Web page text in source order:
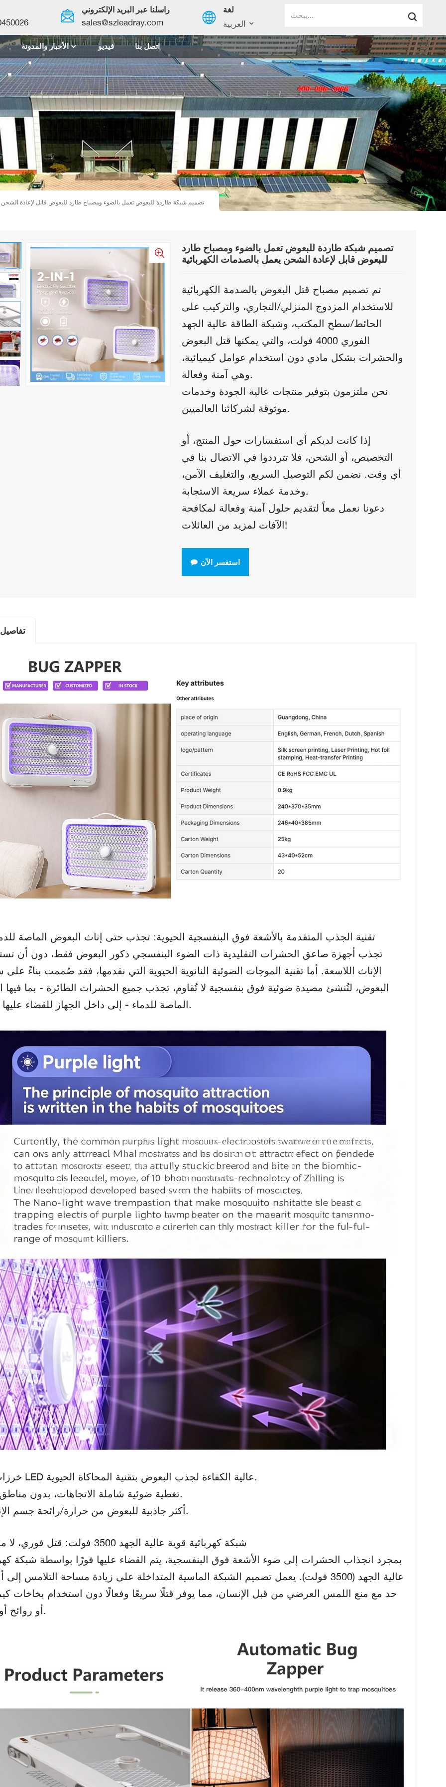
راسلنا عبر البريد الإلكتروني
sales@szleadray.com
لغة
العربية
English
français
español
العربية
中文
الأخبار والمدونة فيديو اتصل بنا
تصميم شبكة طاردة للبعوض تعمل بالضوء ومصباح طارد للبعوض قابل لإعادة الشحن
تصميم شبكة طاردة للبعوض تعمل بالضوء ومصباح طارد
للبعوض قابل لإعادة الشحن يعمل بالصدمات الكهربائية
تم تصميم مصباح قتل البعوض بالصدمة الكهربائية
للاستخدام المزدوج المنزلي/التجاري، والتركيب على
الحائط/سطح المكتب، وشبكة الطاقة عالية الجهد
الفوري 4000 فولت، والتي يمكنها قتل البعوض
والحشرات بشكل مادي دون استخدام عوامل كيميائية،
وهي آمنة وفعالة.
نحن ملتزمون بتوفير منتجات عالية الجودة وخدمات
موثوقة لشركائنا العالميين.
إذا كانت لديكم أي استفسارات حول المنتج، أو
التخصيص، أو الشحن، فلا تترددوا في الاتصال بنا في
أي وقت. نضمن لكم التوصيل السريع، والتغليف الآمن،
وخدمة عملاء سريعة الاستجابة.
دعونا نعمل معاً لتقديم حلول آمنة وفعالة لمكافحة
الآفات لمزيد من العائلات!
استفسر الآن
تفاصيل
1. تقنية الجذب المتقدمة بالأشعة فوق البنفسجية الحيوية: تجذب حتى إناث البعوض الماصة
تجذب أجهزة صاعق الحشرات التقليدية ذات الضوء البنفسجي ذكور البعوض فقط، دون أن
الإناث اللاسعة. أما تقنية الموجات الضوئية النانوية الحيوية التي نقدمها، فقد صُممت بناءً
البعوض، لتُنشئ مصيدة ضوئية فوق بنفسجية لا تُقاوم، تجذب جميع الحشرات الطائرة - بما فيها
الماصة للدماء - إلى داخل الجهاز للقضاء عليها تمامًا.
10 خرزات LED عالية الكفاءة لجذب البعوض بتقنية المحاكاة الحيوية.
تغطية ضوئية شاملة الاتجاهات، بدون مناطق ميتة.
أكثر جاذبية للبعوض من حرارة/رائحة جسم الإنسان.
2. شبكة كهربائية قوية عالية الجهد 3500 فولت: قتل فوري، لا مفر
بمجرد انجذاب الحشرات إلى ضوء الأشعة فوق البنفسجية، يتم القضاء عليها فورًا بواسطة شبكة
عالية الجهد (3500 فولت). يعمل تصميم الشبكة الماسية المتداخلة على زيادة مساحة التلامس
حد مع منع اللمس العرضي من قبل الإنسان، مما يوفر قتلًا سريعًا وفعالًا دون استخدام بخاخات
أو روائح أو بقايا.